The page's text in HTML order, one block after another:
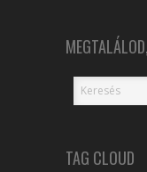
TAG CLOUD